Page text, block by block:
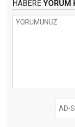
HABERE YORUM